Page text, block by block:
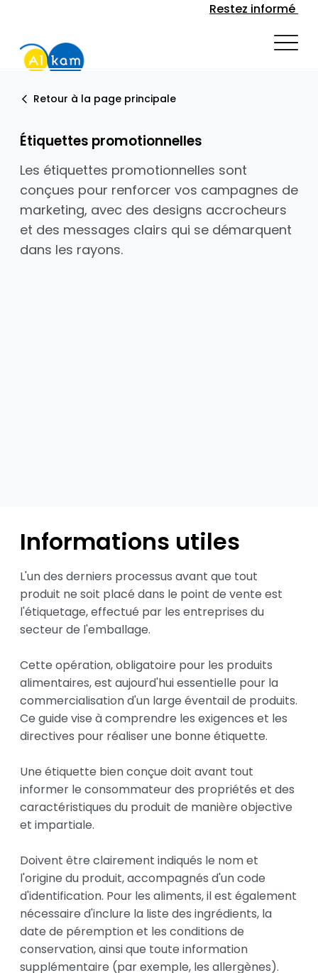
Restez informé
Retour à la page principale
Étiquettes promotionnelles
Les étiquettes promotionnelles sont
conçues pour renforcer vos campagnes de
marketing, avec des designs accrocheurs
et des messages clairs qui se démarquent
dans les rayons.
Informations utiles
L'un des derniers processus avant que tout
produit ne soit placé dans le point de vente est
l'étiquetage, effectué par les entreprises du
secteur de l'emballage.
Cette opération, obligatoire pour les produits
alimentaires, est aujourd'hui essentielle pour la
commercialisation d'un large éventail de produits.
Ce guide vise à comprendre les exigences et les
directives pour réaliser une bonne étiquette.
Une étiquette bien conçue doit avant tout
informer le consommateur des propriétés et des
caractéristiques du produit de manière objective
et impartiale.
Doivent être clairement indiqués le nom et
l'origine du produit, accompagnés d'un code
d'identification. Pour les aliments, il est également
nécessaire d'inclure la liste des ingrédients, la
date de péremption et les conditions de
conservation, ainsi que toute information
supplémentaire (par exemple, les allergènes).